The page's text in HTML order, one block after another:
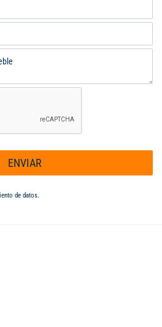
frente a Supermercado Jumbo y
WEB: 112099 Código interno:
ENVIAR
de datos.